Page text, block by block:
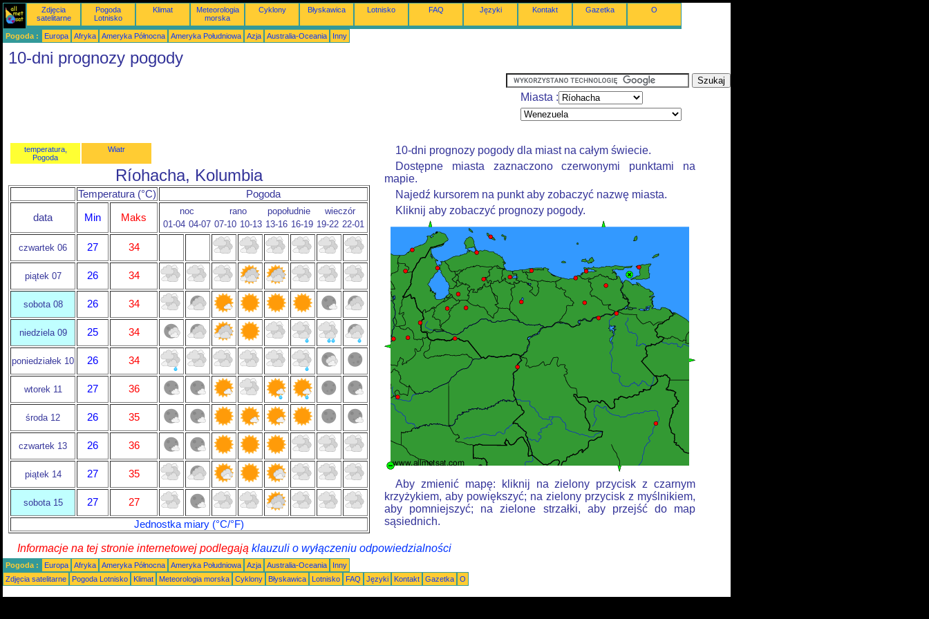
Zdjęcia
satelitarne
Pogoda
Lotnisko
Klimat
Meteorologia
morska
Cyklony Błyskawica Lotnisko FAQ Języki Kontakt Gazetka O
Pogoda : Europa Afryka Ameryka Północna Ameryka Południowa Azja Australia-Oceania Inny
10-dni prognozy pogody
Miasta :
temperatura,
Pogoda
Wiatr
Ríohacha, Kolumbia
Temperatura (°C) Pogoda
data Min Maks
noc rano popołudnie
wieczór
01-04 04-07 07-10 10-13 13-16 16-19 19-22 22-01
czwartek 06 27 34
piątek 07 26 34
sobota 08 26 34
niedziela 09 25 34
poniedziałek 10 26 34
wtorek 11 27 36
środa 12 26 35
czwartek 13 26 36
piątek 14 27 35
sobota 15 27
27
Jednostka miary (°C/°F)
10-dni prognozy pogody dla miast na całym świecie.
Dostępne miasta zaznaczono czerwonymi punktami na
mapie.
Najedź kursorem na punkt aby zobaczyć nazwę miasta.
Kliknij aby zobaczyć prognozy pogody.
Aby zmienić mapę: kliknij na zielony przycisk z czarnym
krzyżykiem, aby powiększyć; na zielony przycisk z myślnikiem,
aby pomniejszyć; na zielone strzałki, aby przejść do map
sąsiednich.
Informacje na tej stronie internetowej podlegają klauzuli o wyłączeniu odpowiedzialności
Pogoda : Europa Afryka Ameryka Północna Ameryka Południowa Azja Australia-Oceania
Inny
Zdjęcia satelitarne
Pogoda Lotnisko Klimat Meteorologia morska Cyklony Błyskawica Lotnisko FAQ Języki Kontakt Gazetka O